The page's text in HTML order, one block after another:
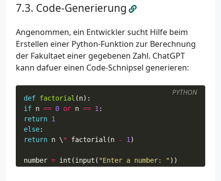
Code-Generierung
Angenommen, ein Entwickler sucht Hilfe beim
Erstellen einer Python-Funktion zur Berechnung
der Fakultaet einer gegebenen Zahl. ChatGPT
kann dafuer einen Code-Schnipsel generieren:
def factorial (n):
if n == 0 or n == 1 :
return 1
else:
return n \* factorial (n - 1 )
number = int (input ( "Enter a number: "))
PYTHON